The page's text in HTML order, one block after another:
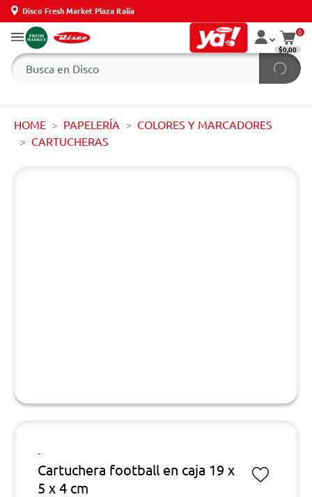
Disco Fresh Market Plaza Italia
0
$0,00
HOME PAPELERÍA
COLORES Y MARCADORES
CARTUCHERAS
-
Cartuchera football en caja 19 x
5 x 4 cm